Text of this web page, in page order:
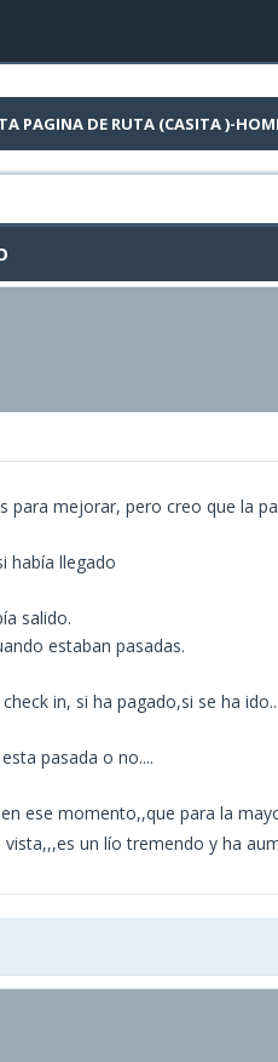
PAGINA DE RUTA (CASITA )-
mejorar, pero creo que la
había llegado
salido.
estaban pasadas.
in, si ha pagado,si se ha
pasada o no....
ese momento,,que para la
un lío tremendo y ha